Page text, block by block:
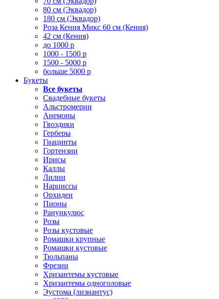
80 см (Эквадор)
180 см (Эквадор)
Роза Кения Микс 60 см (Кения)
42 см (Кения)
до 1000 р
1000 - 1500 р
1500 - 5000 р
больше 5000 р
Букеты
Все букеты
Свадебные букеты
Альстромерии
Анемоны
Гвоздики
Герберы
Гиацинты
Гортензии
Ирисы
Каллы
Лилии
Нарциссы
Орхидеи
Пионы
Ранункулюс
Розы
Розы кустовые
Ромашки крупные
Ромашки кустовые
Тюльпаны
Фрезии
Хризантемы кустовые
Хризантемы одноголовые
Эустома (лизиантус)